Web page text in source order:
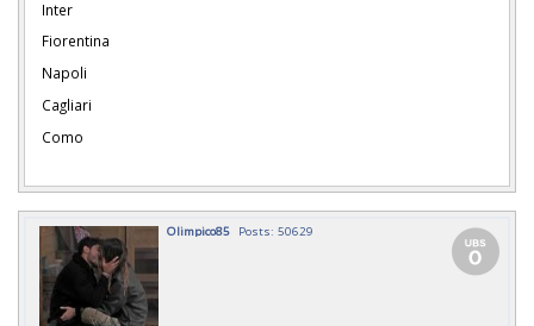
Inter
Fiorentina
Napoli
Cagliari
Como
Olimpico85 Posts: 50629